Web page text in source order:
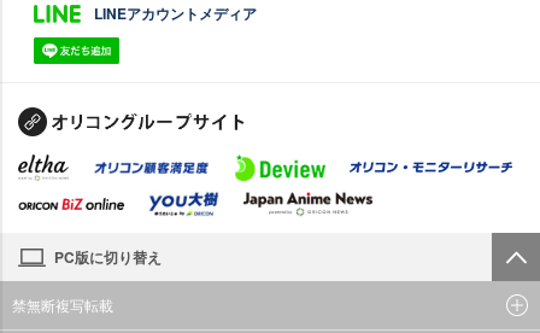
LINEアカウントメディア
PC版に切り替え
禁無断複写転載